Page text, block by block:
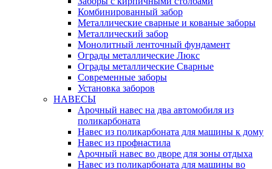
Комбинированный забор
Металлические сварные и кованые заборы
Металлический забор
Монолитный ленточный фундамент
Ограды металлические Люкс
Ограды металлические Сварные
Современные заборы
Установка заборов
НАВЕСЫ
Арочный навес на два автомобиля из
поликарбоната
Навес из поликарбоната для машины к дому
Навес из профнастила
Арочный навес во дворе для зоны отдыха
Навес из поликарбоната для машины во